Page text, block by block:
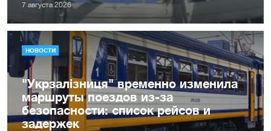
7 августа 2026
НОВОСТИ
"Укрзалізниця" временно изменила
маршруты поездов из-за
безопасности: список рейсов и
задержек